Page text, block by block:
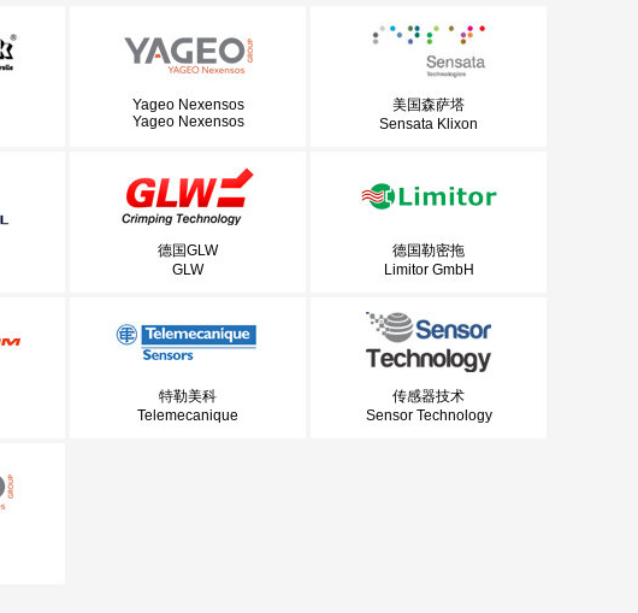
Yageo Nexensos
Yageo Nexensos
美国森萨塔
Sensata Klixon
德国GLW
GLW
德国勒密拖
Limitor GmbH
特勒美科
Telemecanique
传感器技术
Sensor Technology